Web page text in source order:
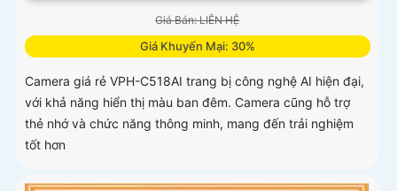
Giá Bán: LIÊN HỆ
Giá Khuyến Mại: 30%
Camera giá rẻ VPH-C518AI trang bị công nghệ AI hiện đại,
với khả năng hiển thị màu ban đêm. Camera cũng hỗ trợ
thẻ nhớ và chức năng thông minh, mang đến trải nghiệm
tốt hơn